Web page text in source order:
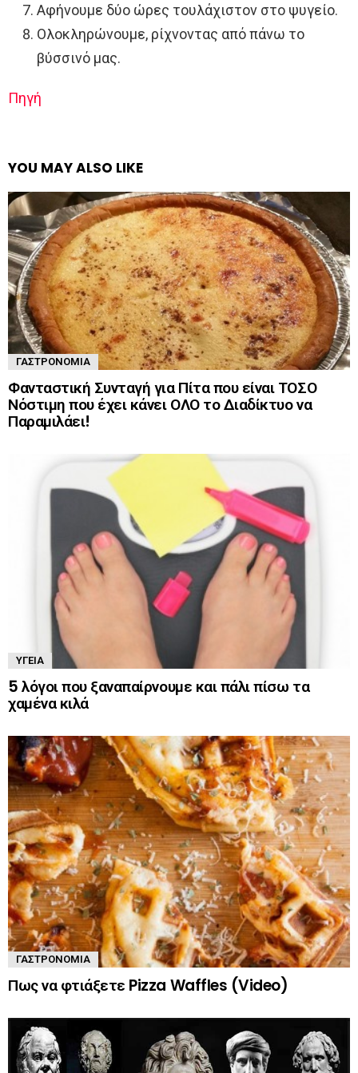
Αφήνουμε δύο ώρες τουλάχιστον στο ψυγείο.
Ολοκληρώνουμε, ρίχνοντας από πάνω το
βύσσινό μας.
Πηγή
YOU MAY ALSO LIKE
ΓΑΣΤΡΟΝΟΜΊΑ
Φανταστική Συνταγή για Πίτα που είναι ΤΟΣΟ
Νόστιμη που έχει κάνει ΟΛΟ το Διαδίκτυο να
Παραμιλάει!
ΥΓΕΊΑ
5 λόγοι που ξαναπαίρνουμε και πάλι πίσω τα
χαμένα κιλά
ΓΑΣΤΡΟΝΟΜΊΑ
Πως να φτιάξετε Pizza Waffles (Video)